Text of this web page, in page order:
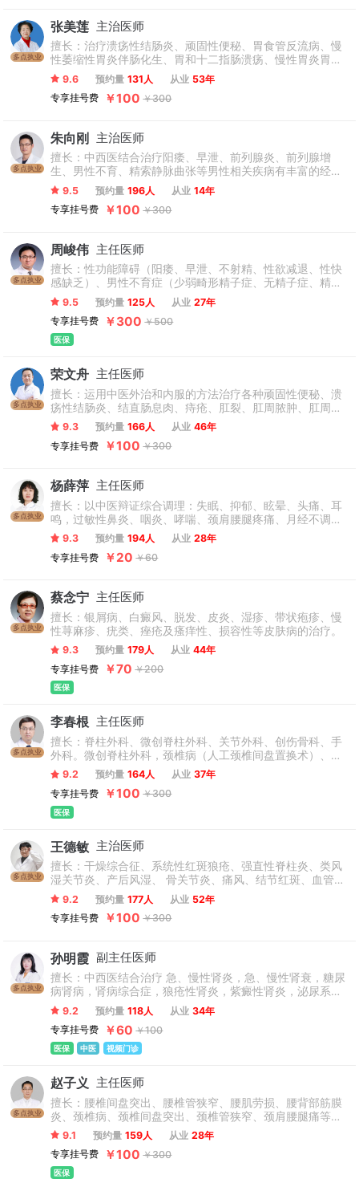
多点执业
张美莲 主治医师
擅长：治疗溃疡性结肠炎、顽固性便秘、胃食管反流病、慢
性萎缩性胃炎伴肠化生、胃和十二指肠溃疡、慢性胃炎胃肠
病、消化不良、慢性腹泻等消化系统疾病，内分泌紊乱、免
疫功能低下、免疫疾病引起的胃肠疑难杂病等，胃癌、肠癌
及肿瘤放化疗副作用调理等内科疑难杂症。
9.6 预约量 131人 从业 53年
专享挂号费
￥100 ￥300
多点执业
朱向刚 主治医师
擅长：中西医结合治疗阳痿、早泄、前列腺炎、前列腺增
生、男性不育、精索静脉曲张等男性相关疾病有丰富的经验
和独特的治疗方法。
9.5 预约量 196人 从业 14年
专享挂号费
￥100 ￥300
多点执业
周峻伟 主任医师
擅长：性功能障碍（阳痿、早泄、不射精、性欲减退、性快
感缺乏）、男性不育症（少弱畸形精子症、无精子症、精液
不液化）、慢性前列腺炎等男性功能问题。
9.5 预约量 125人 从业 27年
专享挂号费
￥300 ￥500
医保
多点执业
荣文舟 主任医师
擅长：运用中医外治和内服的方法治疗各种顽固性便秘、溃
疡性结肠炎、结直肠息肉、痔疮、肛裂、肛周脓肿、肛周皮
肤病（肛周湿疹、阴囊湿疹等）、结直肠癌等疑难疾病。
9.3 预约量 166人 从业 46年
专享挂号费
￥100 ￥300
多点执业
杨薛萍 主任医师
擅长：以中医辩证综合调理：失眠、抑郁、眩晕、头痛、耳
鸣，过敏性鼻炎、咽炎、哮喘、颈肩腰腿疼痛、月经不调、
更年期综合症、皮肤病、脾胃病，糖尿病、痛风、冠心病、
脑梗后遗症、心脏病、高血压；腹胀、便秘、腹泻等。
9.3 预约量 194人 从业 28年
专享挂号费
￥20 ￥60
多点执业
蔡念宁 主任医师
擅长：银屑病、白癜风、脱发、皮炎、湿疹、带状疱疹、慢
性荨麻疹、疣类、痤疮及瘙痒性、损容性等皮肤病的治疗。
9.3 预约量 179人 从业 44年
专享挂号费
￥70 ￥200
医保
多点执业
李春根 主任医师
擅长：脊柱外科、微创脊柱外科、关节外科、创伤骨科、手
外科。微创脊柱外科，颈椎病（人工颈椎间盘置换术）、颈
椎管狭窄、后纵韧带骨化症、腰椎间盘突出症、腰椎管狭
窄、腰椎滑脱、退行性脊柱侧弯、脊柱脊髓损伤、重度骨关
节病（人工关节置换术）的手术治疗。
9.2 预约量 164人 从业 37年
专享挂号费
￥100 ￥300
医保
多点执业
王德敏 主治医师
擅长：干燥综合征、系统性红斑狼疮、强直性脊柱炎、类风
湿关节炎、产后风湿、 骨关节炎、痛风、结节红斑、血管炎
等免疫系统疾病及神经衰弱、顽固性偏头痛等内科杂病。
9.2 预约量 177人 从业 52年
专享挂号费
￥100 ￥300
多点执业
孙明霞 副主任医师
擅长：中西医结合治疗 急、慢性肾炎，急、慢性肾衰，糖尿
病肾病，肾病综合症，狼疮性肾炎，紫癜性肾炎，泌尿系感
染、特发性水肿等疾病。
9.2 预约量 118人 从业 34年
专享挂号费
￥60 ￥100
医保 中医 视频门诊
多点执业
赵子义 主任医师
擅长：腰椎间盘突出、腰椎管狭窄、腰肌劳损、腰背部筋膜
炎、颈椎病、颈椎间盘突出、颈椎管狭窄、颈肩腰腿痛等骨
科常见病及疑难病的诊断和治疗，具有丰富的骨关节疾病中
西医诊疗经验。尤其在颈椎病、腰椎间盘突出症、颈肩痛及
下腰痛的诊治上造诣深厚。擅长中医中药辨证论治脊柱、关
节疾病以及各类脊柱微创手术。
9.1 预约量 159人 从业 28年
专享挂号费
￥100 ￥300
医保